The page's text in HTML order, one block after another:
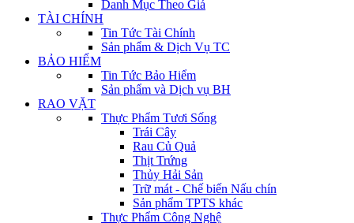
Danh Mục Theo Giá
TÀI CHÍNH
Tin Tức Tài Chính
Sản phẩm & Dịch Vụ TC
BẢO HIỂM
Tin Tức Bảo Hiểm
Sản phẩm và Dịch vụ BH
RAO VẶT
Thực Phẩm Tươi Sống
Trái Cây
Rau Củ Quả
Thịt Trứng
Thủy Hải Sản
Trữ mát - Chế biến Nấu chín
Sản phẩm TPTS khác
Thực Phẩm Công Nghệ